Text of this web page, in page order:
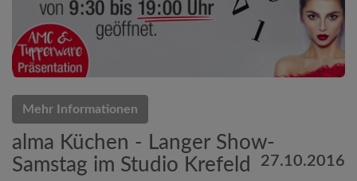
Mehr Informationen
alma Küchen - Langer Show-
Samstag im Studio Krefeld
27.10.2016